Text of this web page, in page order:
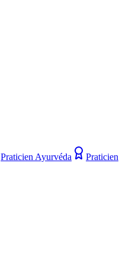
Praticien Ayurvéda
Praticien